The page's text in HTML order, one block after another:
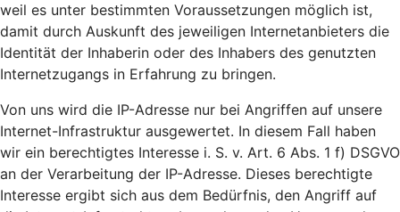
weil es unter bestimmten Voraussetzungen möglich ist,
damit durch Auskunft des jeweiligen Internetanbieters die
Identität der Inhaberin oder des Inhabers des genutzten
Internetzugangs in Erfahrung zu bringen.
Von uns wird die IP-Adresse nur bei Angriffen auf unsere
Internet-Infrastruktur ausgewertet. In diesem Fall haben
wir ein berechtigtes Interesse i. S. v. Art. 6 Abs. 1 f) DSGVO
an der Verarbeitung der IP-Adresse. Dieses berechtigte
Interesse ergibt sich aus dem Bedürfnis, den Angriff auf